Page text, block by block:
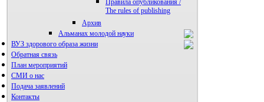
Правила опубликования /
The rules of publishing
Архив
Альманах молодой науки
Редакция журнала
ВУЗ здорового образа жизни
Обратная связь
План мероприятий
СМИ о нас
Подача заявлений
Контакты